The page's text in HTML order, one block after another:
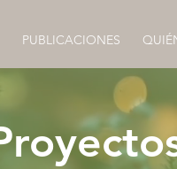
PUBLICACIONES